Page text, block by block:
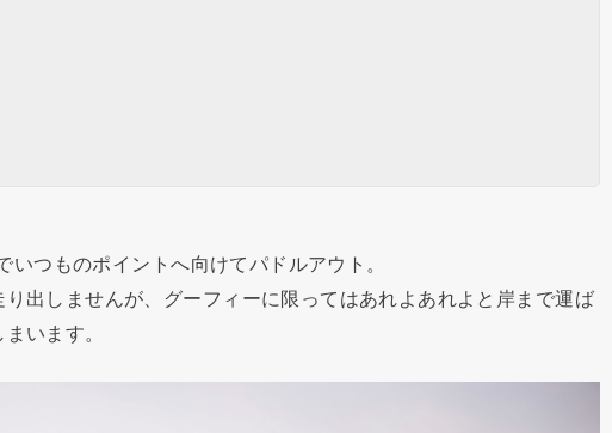
いつものポイントへ向けてパドルアウト。
出しませんが、グーフィーに限ってはあれよあれよと岸まで運ば
います。